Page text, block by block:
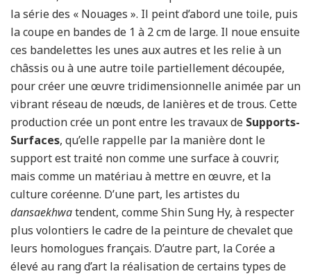
la série des « Nouages ». Il peint d’abord une toile, puis
la coupe en bandes de 1 à 2 cm de large. Il noue ensuite
ces bandelettes les unes aux autres et les relie à un
châssis ou à une autre toile partiellement découpée,
pour créer une œuvre tridimensionnelle animée par un
vibrant réseau de nœuds, de lanières et de trous. Cette
production crée un pont entre les travaux de Supports-
Surfaces, qu’elle rappelle par la manière dont le
support est traité non comme une surface à couvrir,
mais comme un matériau à mettre en œuvre, et la
culture coréenne. D’une part, les artistes du
dansaekhwatendent, comme Shin Sung Hy, à respecter
plus volontiers le cadre de la peinture de chevalet que
leurs homologues français. D’autre part, la Corée a
élevé au rang d’art la réalisation de certains types de